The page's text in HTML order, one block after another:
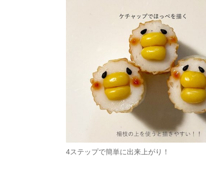
4ステップで簡単に出来上がり！